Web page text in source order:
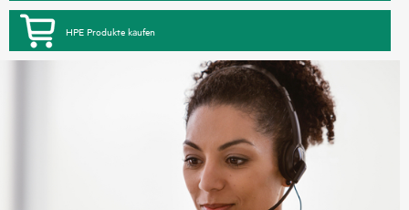
HPE Produkte kaufen